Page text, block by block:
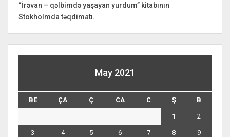
“İrəvan – qəlbimdə yaşayan yurdum” kitabının
Stokholmda təqdimatı.
May 2021
BE ÇA Ç CA C Ş B
1 2
3 4 5 6 7 8 9